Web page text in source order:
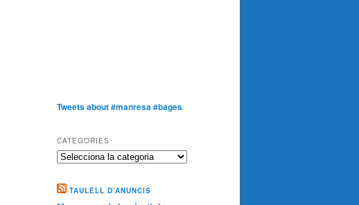
Tweets about #manresa #bages
CATEGORIES
Categories
TAULELL D’ANUNCIS